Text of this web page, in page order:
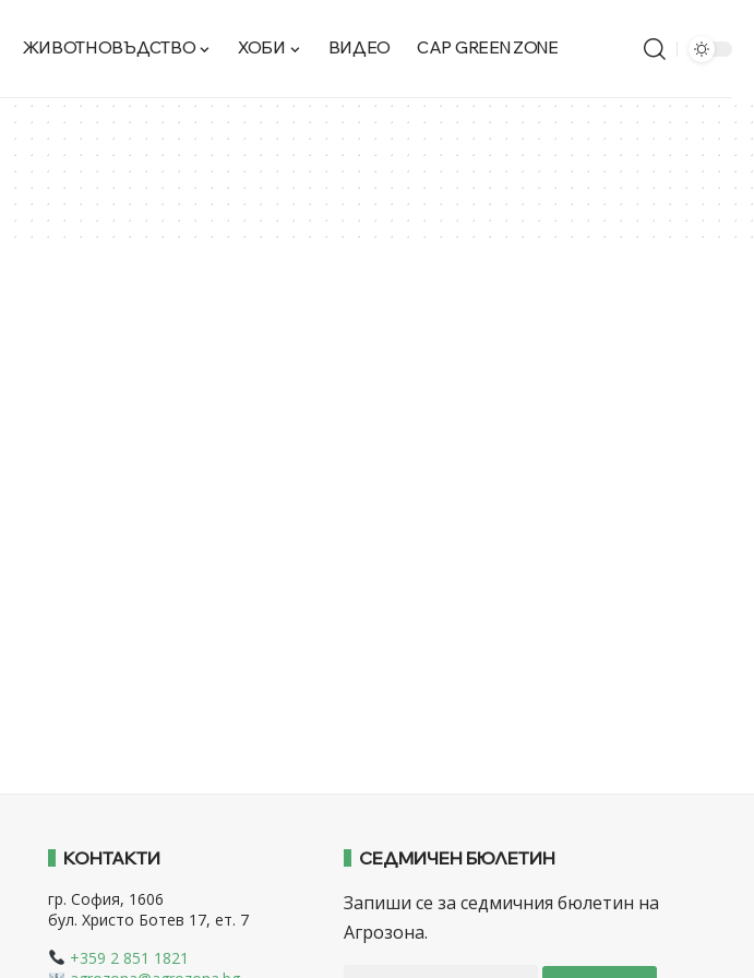
ЖИВОТНОВЪДСТВО ХОБИ ВИДЕО CAP GREEN ZONE
КОНТАКТИ
гр. София, 1606
бул. Христо Ботев 17, ет. 7
+359 2 851 1821
СЕДМИЧЕН БЮЛЕТИН
Запиши се за седмичния бюлетин на
Агрозона.